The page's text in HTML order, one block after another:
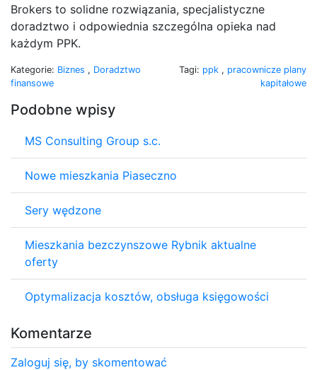
Brokers to solidne rozwiązania, specjalistyczne
doradztwo i odpowiednia szczególna opieka nad
każdym PPK.
Kategorie: Biznes , Doradztwo
finansowe
Tagi: ppk , pracownicze plany
kapitałowe
Podobne wpisy
MS Consulting Group s.c.
Nowe mieszkania Piaseczno
Sery wędzone
Mieszkania bezczynszowe Rybnik aktualne
oferty
Optymalizacja kosztów, obsługa księgowości
Komentarze
Zaloguj się, by skomentować